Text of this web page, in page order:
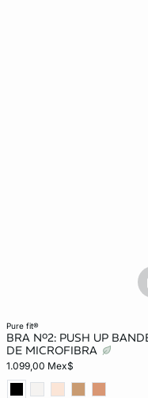
pure fit®
BRA Nº2: PUSH UP
DE MICROFIBRA
1.099,00 Mex$